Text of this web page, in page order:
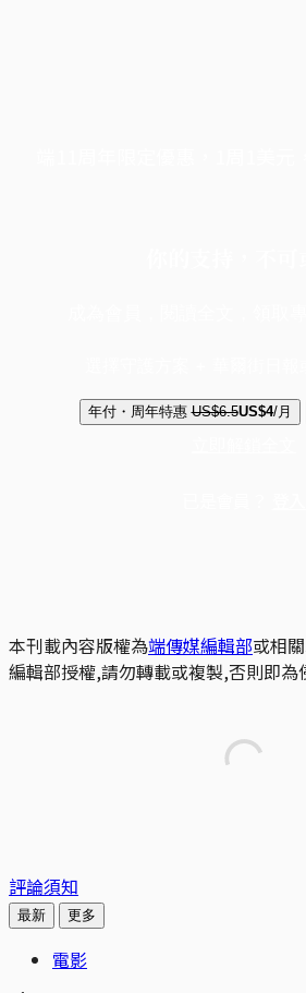
年付・周年特惠 US$6.5US$4/月
本刊載內容版權為端傳媒編輯部或相
編輯部授權,請勿轉載或複製,否則即為
評論須知
最新 更多
電影